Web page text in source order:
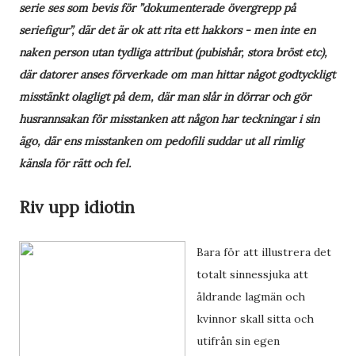
serie ses som bevis för ”dokumenterade övergrepp på
seriefigur”, där det är ok att rita ett hakkors - men inte en
naken person utan tydliga attribut (pubishår, stora bröst etc),
där datorer anses förverkade om man hittar något godtyckligt
misstänkt olagligt på dem, där man slår in dörrar och gör
husrannsakan för misstanken att någon har teckningar i sin
ägo, där ens misstanken om pedofili suddar ut all rimlig
känsla för rätt och fel.
Riv upp idiotin
Bara för att illustrera det
totalt sinnessjuka att
åldrande lagmän och
kvinnor skall sitta och
utifrån sin egen